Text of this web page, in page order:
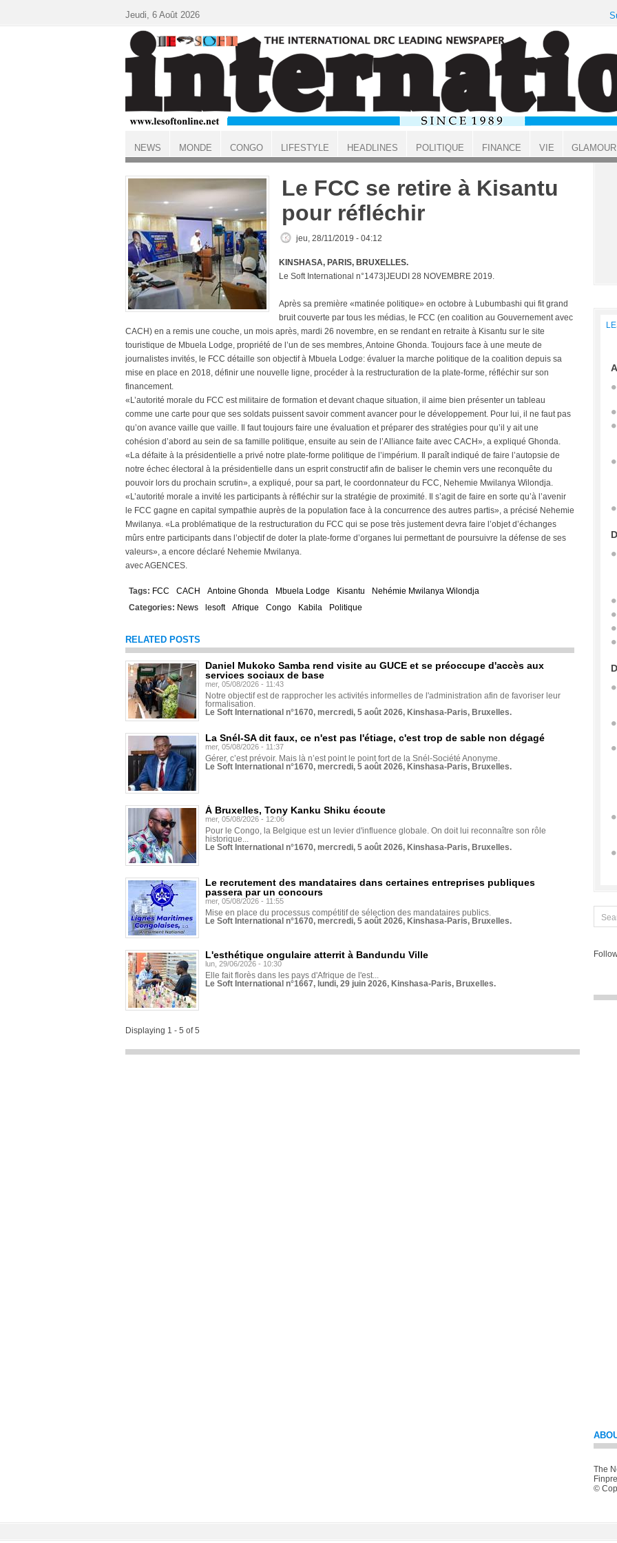
ACCUEIL
Le FCC se retire à Kisantu
pour réfléchir
jeu, 28/11/2019 - 04:12
KINSHASA, PARIS, BRUXELLES.
Le Soft International n°1473|JEUDI 28 NOVEMBRE 2019.
Après sa première «matinée politique» en octobre à Lubumbashi qui fit grand
bruit couverte par tous les médias, le FCC (en coalition au Gouvernement avec
CACH) en a remis une couche, un mois après, mardi 26 novembre, en se rendant en retraite à Kisantu sur le site
touristique de Mbuela Lodge, propriété de l’un de ses membres, Antoine Ghonda. Toujours face à une meute de
journalistes invités, le FCC détaille son objectif à Mbuela Lodge: évaluer la marche politique de la coalition depuis sa
mise en place en 2018, définir une nouvelle ligne, procéder à la restructuration de la plate-forme, réfléchir sur son
financement.
«L’autorité morale du FCC est militaire de formation et devant chaque situation, il aime bien présenter un tableau
comme une carte pour que ses soldats puissent savoir comment avancer pour le développement. Pour lui, il ne faut pas
qu’on avance vaille que vaille. Il faut toujours faire une évaluation et préparer des stratégies pour qu’il y ait une
cohésion d’abord au sein de sa famille politique, ensuite au sein de l’Alliance faite avec CACH», a expliqué Ghonda.
«La défaite à la présidentielle a privé notre plate-forme politique de l’impérium. Il paraît indiqué de faire l’autopsie de
notre échec électoral à la présidentielle dans un esprit constructif afin de baliser le chemin vers une reconquête du
pouvoir lors du prochain scrutin», a expliqué, pour sa part, le coordonnateur du FCC, Nehemie Mwilanya Wilondja.
«L’autorité morale a invité les participants à réfléchir sur la stratégie de proximité. Il s’agit de faire en sorte qu’à l’avenir
le FCC gagne en capital sympathie auprès de la population face à la concurrence des autres partis», a précisé Nehemie
Mwilanya. «La problématique de la restructuration du FCC qui se pose très justement devra faire l’objet d’échanges
mûrs entre participants dans l’objectif de doter la plate-forme d’organes lui permettant de poursuivre la défense de ses
valeurs», a encore déclaré Nehemie Mwilanya.
avec AGENCES.
Tags: FCC CACH Antoine Ghonda Mbuela Lodge Kisantu
Nehémie Mwilanya Wilondja
Categories: News lesoft Afrique Congo Kabila Politique
RELATED POSTS
Daniel Mukoko Samba rend visite au GUCE et se préoccupe d'accès aux
services sociaux de base
mer, 05/08/2026 - 11:43
Notre objectif est de rapprocher les activités informelles de l'administration afin de favoriser leur
formalisation.
Le Soft International n°1670, mercredi, 5 août 2026, Kinshasa-Paris, Bruxelles.
La Snél-SA dit faux, ce n'est pas l'étiage, c'est trop de sable non dégagé
mer, 05/08/2026 - 11:37
Gérer, c’est prévoir. Mais là n’est point le point fort de la Snél-Société Anonyme.
Le Soft International n°1670, mercredi, 5 août 2026, Kinshasa-Paris, Bruxelles.
À Bruxelles, Tony Kanku Shiku écoute
mer, 05/08/2026 - 12:06
Pour le Congo, la Belgique est un levier d'influence globale. On doit lui reconnaître son rôle
historique...
Le Soft International n°1670, mercredi, 5 août 2026, Kinshasa-Paris, Bruxelles.
Le recrutement des mandataires dans certaines entreprises publiques
passera par un concours
mer, 05/08/2026 - 11:55
Mise en place du processus compétitif de sélection des mandataires publics.
Le Soft International n°1670, mercredi, 5 août 2026, Kinshasa-Paris, Bruxelles.
L'esthétique ongulaire atterrit à Bandundu Ville
lun, 29/06/2026 - 10:30
Elle fait florès dans les pays d'Afrique de l'est...
Le Soft International n°1667, lundi, 29 juin 2026, Kinshasa-Paris, Bruxelles.
Displaying 1 - 5 of 5
The
©
Jeudi, 6 Août 2026
NEWS MONDE CONGO LIFESTYLE HEADLINES POLITIQUE FINANCE VIE GLAMOUR